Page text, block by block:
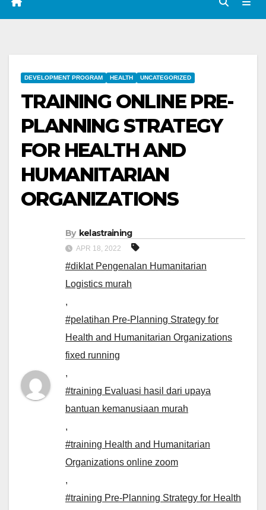
DEVELOPMENT PROGRAM HEALTH UNCATEGORIZED
TRAINING ONLINE PRE-
PLANNING STRATEGY
FOR HEALTH AND
HUMANITARIAN
ORGANIZATIONS
By kelastraining
APR 18, 2022
#diklat Pengenalan Humanitarian
Logistics murah
,
#pelatihan Pre-Planning Strategy for
Health and Humanitarian Organizations
fixed running
,
#training Evaluasi hasil dari upaya
bantuan kemanusiaan murah
,
#training Health and Humanitarian
Organizations online zoom
,
#training Pre-Planning Strategy for Health